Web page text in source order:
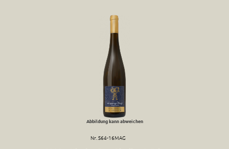
Abbildung kann abweichen
Nr. S64-16MAG